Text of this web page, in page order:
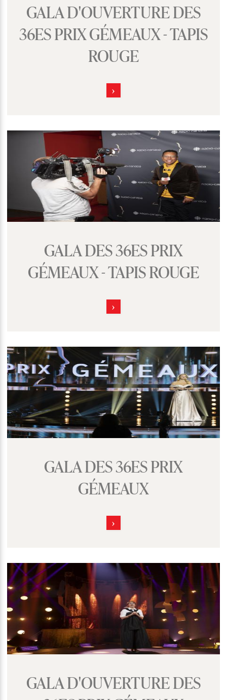
GALA D'OUVERTURE DES
36ES PRIX GÉMEAUX - TAPIS
ROUGE
GALA DES 36ES PRIX
GÉMEAUX - TAPIS ROUGE
GALA DES 36ES PRIX
GÉMEAUX
GALA D'OUVERTURE DES